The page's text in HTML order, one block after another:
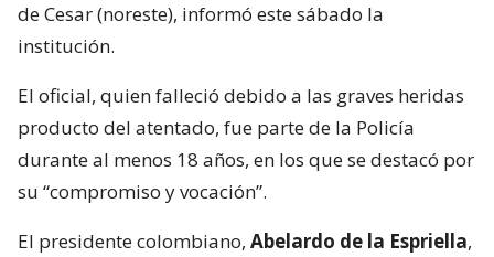
de Cesar (noreste), informó este sábado la
institución.
El oficial, quien falleció debido a las graves heridas
producto del atentado, fue parte de la Policía
durante al menos 18 años, en los que se destacó por
su “compromiso y vocación”.
El presidente colombiano, Abelardo de la Espriella,